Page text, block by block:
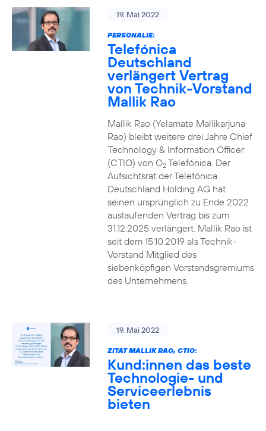
19. Mai 2022
PERSONALIE:
Telefónica
Deutschland
verlängert Vertrag
von Technik-Vorstand
Mallik Rao
Mallik Rao (Yelamate Mallikarjuna
Rao) bleibt weitere drei Jahre Chief
Technology & Information Officer
(CTIO) von O2Telefónica. Der
Aufsichtsrat der Telefónica
Deutschland Holding AG hat
seinen ursprünglich zu Ende 2022
auslaufenden Vertrag bis zum
31.12.2025 verlängert. Mallik Rao ist
seit dem 15.10.2019 als Technik-
Vorstand Mitglied des
siebenköpfigen Vorstandsgremiums
des Unternehmens.
19. Mai 2022
ZITAT MALLIK RAO, CTIO:
Kund:innen das beste
Technologie- und
Serviceerlebnis
bieten